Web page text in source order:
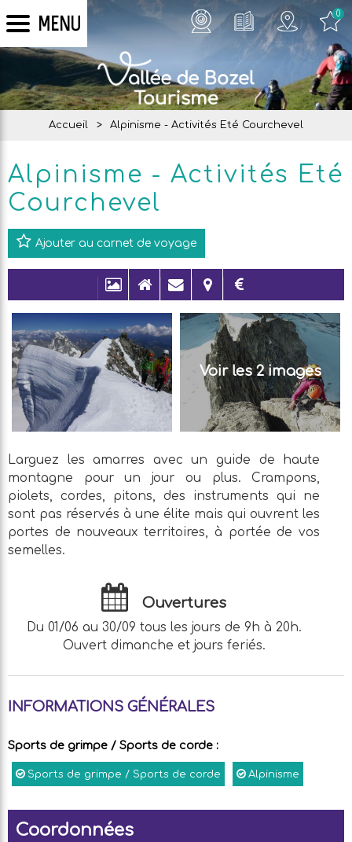
MENU 0
Accueil > Alpinisme - Activités Eté Courchevel
Alpinisme - Activités Eté
Courchevel
Ajouter au carnet de voyage
Voir les 2 images
Larguez les amarres avec un guide de haute
montagne pour un jour ou plus. Crampons,
piolets, cordes, pitons, des instruments qui ne
sont pas réservés à une élite mais qui ouvrent les
portes de nouveaux territoires, à portée de vos
semelles.
Ouvertures
Du 01/06 au 30/09 tous les jours de 9h à 20h.
Ouvert dimanche et jours feriés.
INFORMATIONS GÉNÉRALES
Sports de grimpe / Sports de corde :
Sports de grimpe / Sports de corde Alpinisme
Coordonnées